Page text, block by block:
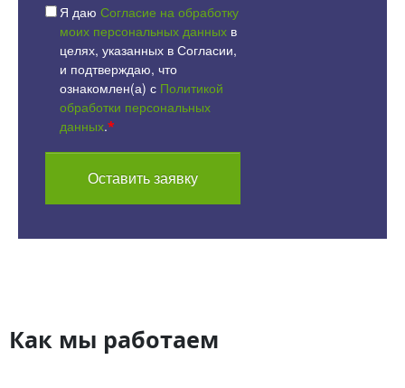
Я даю Согласие на обработку
моих персональных данных в
целях, указанных в Согласии,
и подтверждаю, что
ознакомлен(а) с Политикой
обработки персональных
данных.*
Оставить заявку
Как мы работаем